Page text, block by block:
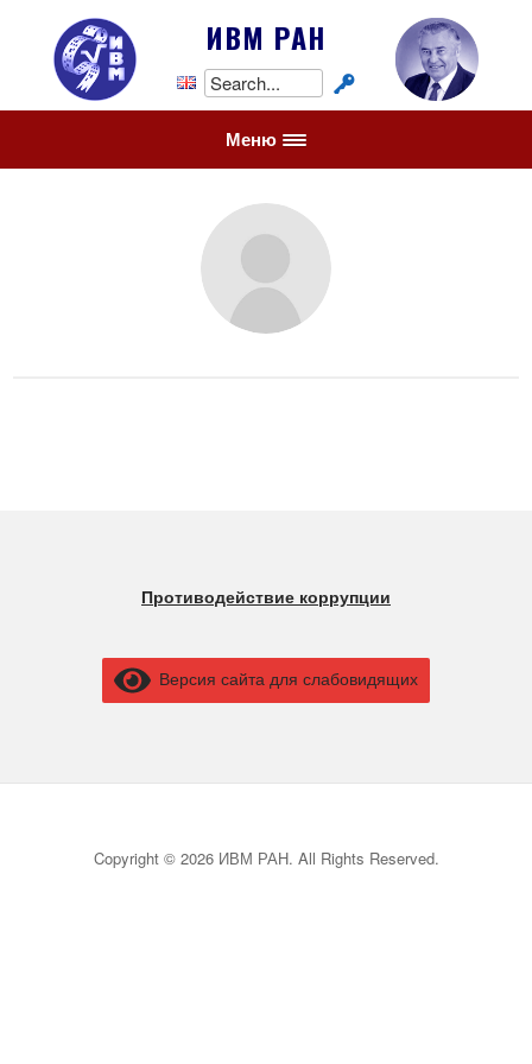
ИВМ РАН
Search
for:
Меню
Противодействие коррупции
Версия сайта для слабовидящих
Copyright © 2026 ИВМ РАН. All Rights Reserved.